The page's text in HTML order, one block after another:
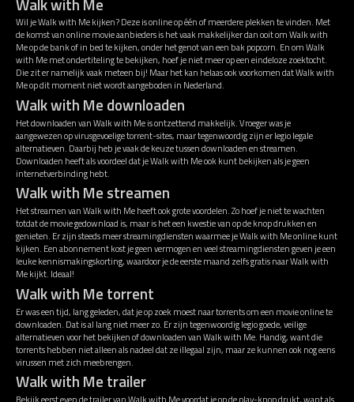
Wil je Walk with Me kijken? Deze is online op één of meerdere plekken te vinden. Met
de komst van online movie aanbieders is het vaak makkelijker dan ooit om Walk with
Me op de bank of in bed te kijken, onder het genot van een bak popcorn. En om Walk
with Me met ondertiteling te bekijken, hoef je niet meer op een eindeloze zoektocht.
Die zit er namelijk vaak meteen bij! Maar het kan helaas ook voorkomen dat Walk with
Me op dit moment niet wordt aangeboden in Nederland.
Walk with Me downloaden
Het downloaden van Walk with Me is ontzettend makkelijk. Vroeger was je
aangewezen op virusgevoelige torrent-sites, maar tegenwoordig zijn er legio legale
alternatieven. Daarbij heb je vaak de keuze tussen downloaden en streamen.
Downloaden heeft als voordeel dat je Walk with Me ook kunt bekijken als je geen
internetverbinding hebt.
Walk with Me streamen
Het streamen van Walk with Me heeft ook grote voordelen. Zo hoef je niet te wachten
totdat de movie gedownload is, maar is het een kwestie van op de knop drukken en
genieten. Er zijn steeds meer streamingdiensten waarmee je Walk with Me online kunt
kijken. Een abonnement kost je geen vermogen en veel streamingdiensten geven je een
leuke kennismakingskorting, waardoor je de eerste maand zelfs gratis naar Walk with
Me kijkt. Ideaal!
Walk with Me torrent
Er was een tijd, lang geleden, dat je op zoek moest naar torrents om een movie online te
downloaden. Dat is al lang niet meer zo. Er zijn tegenwoordig legio goede, veilige
alternatieven voor het bekijken of downloaden van Walk with Me. Handig, want die
torrents hebben niet alleen als nadeel dat ze illegaal zijn, maar ze kunnen ook nog eens
virussen met zich meebrengen.
Walk with Me trailer
Bekijk eerst even de trailer van Walk with Me voordat je op de play-knop drukt, want als